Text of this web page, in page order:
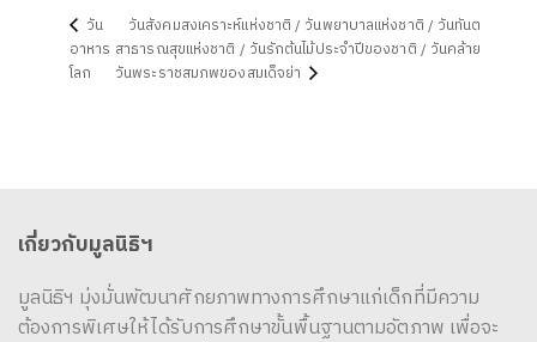
วัน
อาหาร
โลก
วันสังคมสงเคราะห์แห่งชาติ / วันพยาบาลแห่งชาติ / วันทันต
สาธารณสุขแห่งชาติ / วันรักต้นไม้ประจำปีของชาติ / วันคล้าย
วันพระราชสมภพของสมเด็จย่า
เกี่ยวกับมูลนิธิฯ
มูลนิธิฯ มุ่งมั่นพัฒนาศักยภาพทางการศึกษาแก่เด็กที่มีความ
ต้องการพิเศษให้ได้รับการศึกษาขั้นพื้นฐานตามอัตภาพ เพื่อจะ